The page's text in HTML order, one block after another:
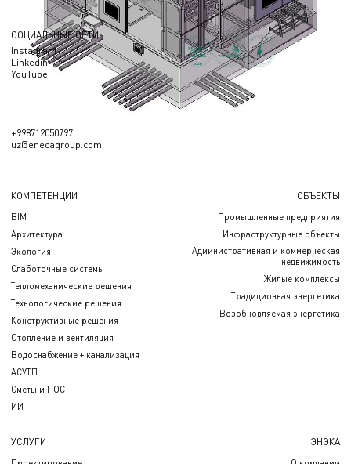
СОЦИАЛЬНЫЕ СЕТИ
Instagram
Linkedin
YouTube
+998712050797
uz@enecagroup.com
КОМПЕТЕНЦИИ
BIM
Архитектура
Экология
Слаботочные системы
Тепломеханические решения
Технологические решения
Конструктивные решения
Отопление и вентиляция
Водоснабжение + канализация
АСУТП
Сметы и ПОС
ИИ
ОБЪЕКТЫ
Промышленные предприятия
Инфраструктурные объекты
Административная и коммерческая
недвижимость
Жилые комплексы
Традиционная энергетика
Возобновляемая энергетика
УСЛУГИ ЭНЭКА